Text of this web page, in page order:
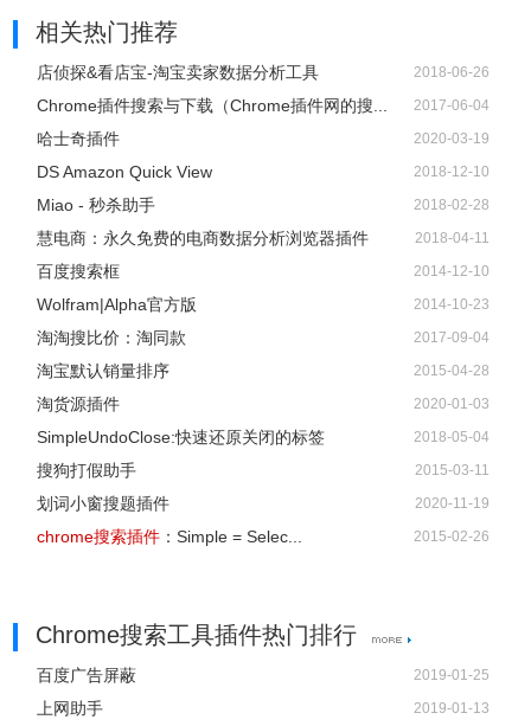
相关热门推荐
店侦探&看店宝-淘宝卖家数据分析工具 2018-06-26
Chrome插件搜索与下载（Chrome插件网的搜... 2017-06-04
哈士奇插件 2020-03-19
DS Amazon Quick View 2018-12-10
Miao - 秒杀助手 2018-02-28
慧电商：永久免费的电商数据分析浏览器插件 2018-04-11
百度搜索框 2014-12-10
Wolfram|Alpha官方版 2014-10-23
淘淘搜比价：淘同款 2017-09-04
淘宝默认销量排序 2015-04-28
淘货源插件 2020-01-03
SimpleUndoClose:快速还原关闭的标签 2018-05-04
搜狗打假助手 2015-03-11
划词小窗搜题插件 2020-11-19
chrome搜索插件 ：Simple = Selec... 2015-02-26
Chrome搜索工具插件热门排行
百度广告屏蔽 2019-01-25
上网助手 2019-01-13